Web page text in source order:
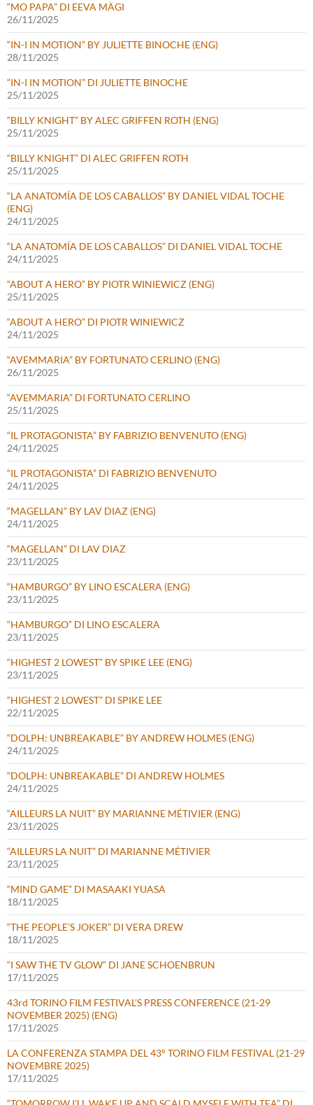
“MO PAPA” DI EEVA MÄGI
26/11/2025
“IN-I IN MOTION” BY JULIETTE BINOCHE (ENG)
28/11/2025
“IN-I IN MOTION” DI JULIETTE BINOCHE
25/11/2025
“BILLY KNIGHT” BY ALEC GRIFFEN ROTH (ENG)
25/11/2025
“BILLY KNIGHT” DI ALEC GRIFFEN ROTH
25/11/2025
“LA ANATOMÍA DE LOS CABALLOS” BY DANIEL VIDAL TOCHE
(ENG)
24/11/2025
“LA ANATOMÍA DE LOS CABALLOS” DI DANIEL VIDAL TOCHE
24/11/2025
“ABOUT A HERO” BY PIOTR WINIEWICZ (ENG)
25/11/2025
“ABOUT A HERO” DI PIOTR WINIEWICZ
24/11/2025
“AVEMMARIA” BY FORTUNATO CERLINO (ENG)
26/11/2025
“AVEMMARIA” DI FORTUNATO CERLINO
25/11/2025
“IL PROTAGONISTA” BY FABRIZIO BENVENUTO (ENG)
24/11/2025
“IL PROTAGONISTA” DI FABRIZIO BENVENUTO
24/11/2025
“MAGELLAN” BY LAV DIAZ (ENG)
24/11/2025
“MAGELLAN” DI LAV DIAZ
23/11/2025
“HAMBURGO” BY LINO ESCALERA (ENG)
23/11/2025
“HAMBURGO” DI LINO ESCALERA
23/11/2025
“HIGHEST 2 LOWEST” BY SPIKE LEE (ENG)
23/11/2025
“HIGHEST 2 LOWEST” DI SPIKE LEE
22/11/2025
“DOLPH: UNBREAKABLE” BY ANDREW HOLMES (ENG)
24/11/2025
“DOLPH: UNBREAKABLE” DI ANDREW HOLMES
24/11/2025
“AILLEURS LA NUIT” BY MARIANNE MÉTIVIER (ENG)
23/11/2025
“AILLEURS LA NUIT” DI MARIANNE MÉTIVIER
23/11/2025
“MIND GAME” DI MASAAKI YUASA
18/11/2025
“THE PEOPLE’S JOKER” DI VERA DREW
18/11/2025
“I SAW THE TV GLOW” DI JANE SCHOENBRUN
17/11/2025
43rd TORINO FILM FESTIVAL’S PRESS CONFERENCE (21-29
NOVEMBER 2025) (ENG)
17/11/2025
LA CONFERENZA STAMPA DEL 43° TORINO FILM FESTIVAL (21-29
NOVEMBRE 2025)
17/11/2025